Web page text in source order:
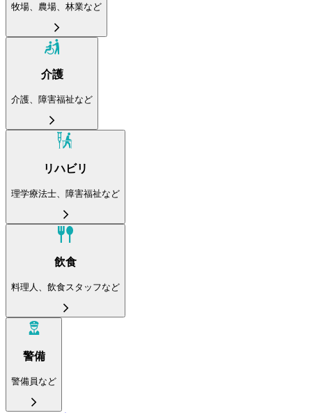
牧場、農場、林業など
介護
介護、障害福祉など
リハビリ
理学療法士、障害福祉など
飲食
料理人、飲食スタッフなど
警備
警備員など